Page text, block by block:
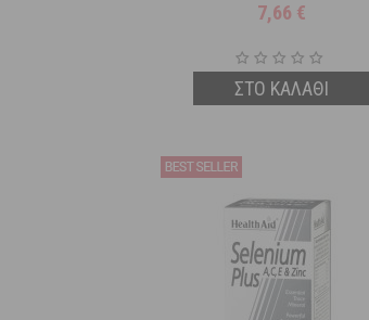
7,66 €
ΣΤΟ ΚΑΛΑΘΙ